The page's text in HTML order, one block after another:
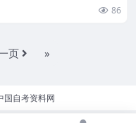
86
页 »
国自考资料网